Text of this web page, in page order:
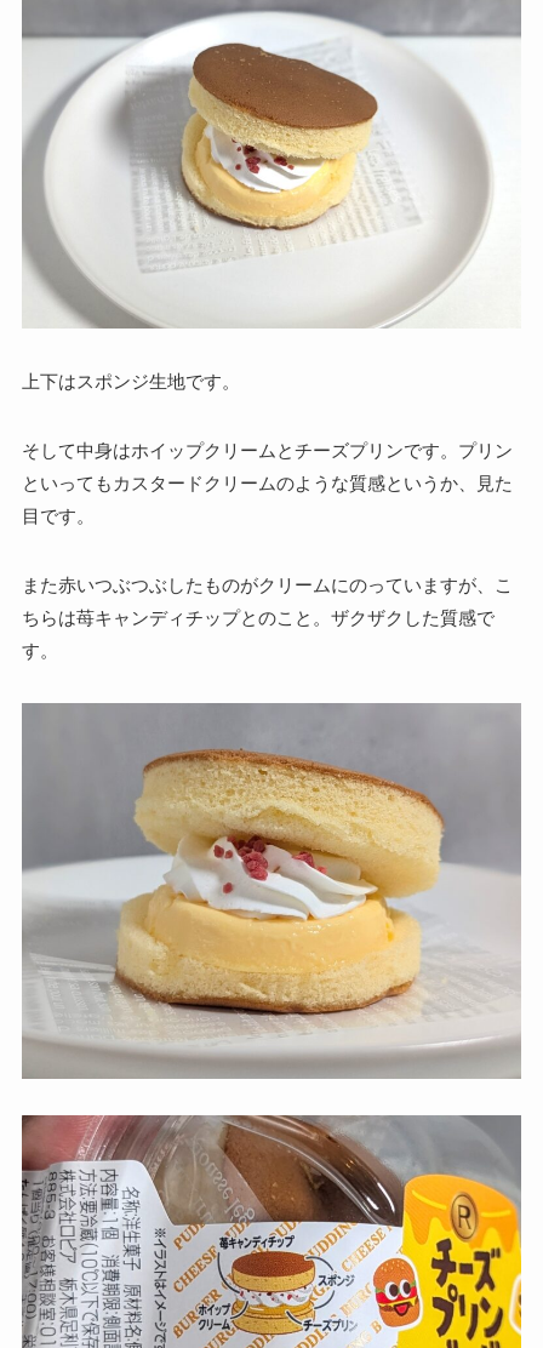
上下はスポンジ生地です。
そして中身はホイップクリームとチーズプリンです。プリン
といってもカスタードクリームのような質感というか、見た
目です。
また赤いつぶつぶしたものがクリームにのっていますが、こ
ちらは苺キャンディチップとのこと。ザクザクした質感で
す。